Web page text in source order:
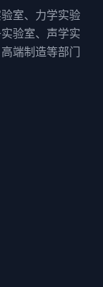
室、力学实验
验室、声学实
端制造等部门